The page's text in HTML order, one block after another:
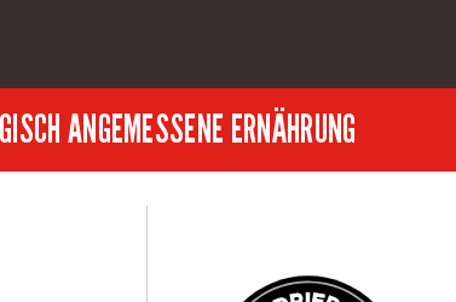
ANGEMESSENE ERNÄHRUNG